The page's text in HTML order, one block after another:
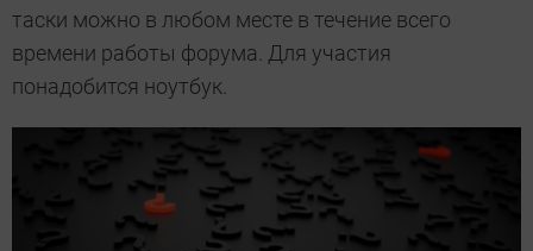
таски можно в любом месте в течение всего
времени работы форума. Для участия
понадобится ноутбук.